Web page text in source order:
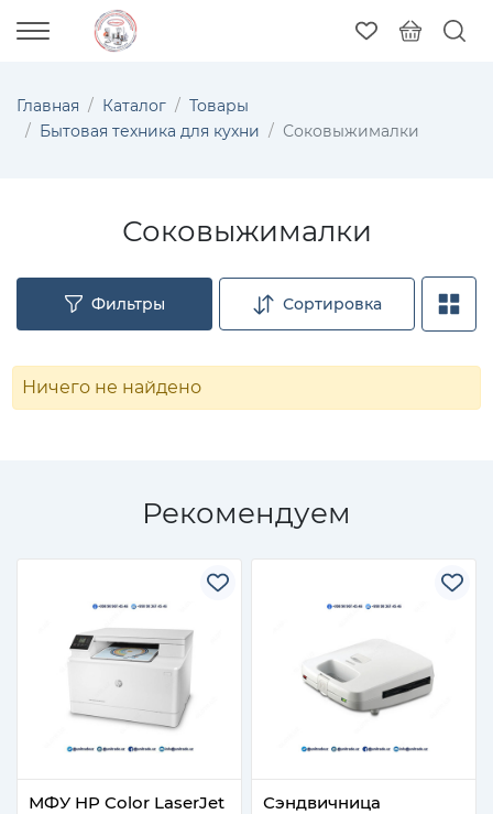
Главная Каталог
Товары
Бытовая техника для кухни
Соковыжималки
Соковыжималки
Фильтры Сортировка
Ничего не найдено
Рекомендуем
МФУ HP Color LaserJet
Сэндвичница